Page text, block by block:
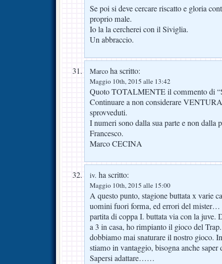
Se poi si deve cercare riscatto e gloria
proprio male.
Io la la cercherei con il Siviglia.
Un abbraccio.
Marco ha scritto:
Maggio 10th, 2015 alle 13:42
Quoto TOTALMENTE il commento di
Continuare a non considerare
sprovveduti.
I numeri sono dalla sua parte e non dalla
Francesco.
Marco CECINA
iv. ha scritto:
Maggio 10th, 2015 alle 15:00
A questo punto, stagione buttata x varie
uomini fuori forma, ed errori del mister…
partita di coppa I. buttata via con la juve.
a 3 in casa, ho rimpianto il gioco del
dobbiamo mai snaturare il nostro gioco.
stiamo in vantaggio, bisogna anche saper
Sapersi adattare……